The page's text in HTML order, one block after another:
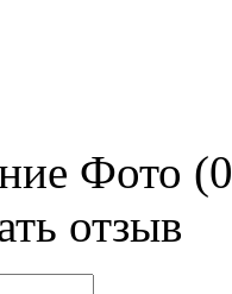
Фото
отзыв